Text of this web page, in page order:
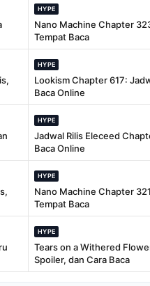
HYPE
Nano Machine Chapter
Tempat Baca
HYPE
Lookism Chapter 617:
Baca Online
HYPE
Jadwal Rilis Eleceed
Baca Online
HYPE
Nano Machine Chapter
Tempat Baca
HYPE
Tears on a Withered
Spoiler, dan Cara Baca